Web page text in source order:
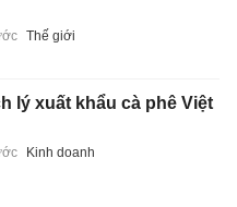
Thế giới
lý xuất khẩu cà phê Việt
Kinh doanh